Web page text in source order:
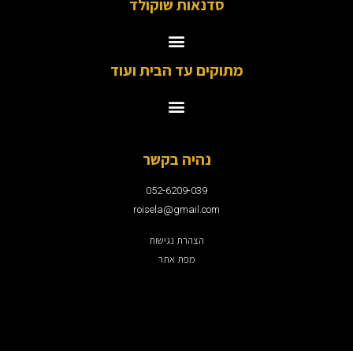
סדנאות שוקולד
מתוקים עד הבית ועוד
נהיה בקשר
052-6209-039
roisela@gmail.com
הצהרת נגישות
מפת אתר